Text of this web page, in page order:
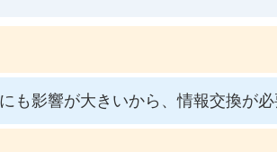
影響が大きいから、情報交換が必